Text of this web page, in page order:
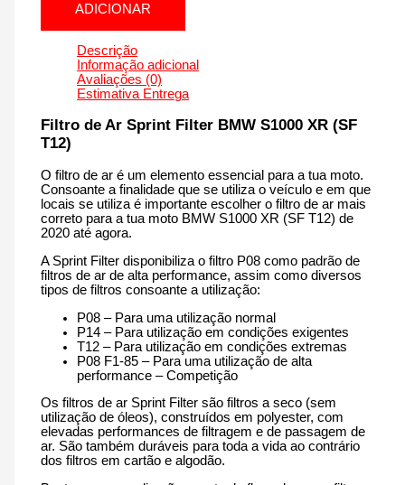
S1000
XR
-
PM171T12
de
até
agora
ADICIONAR
Descrição
Informação adicional
Avaliações (0)
Estimativa Entrega
Filtro de Ar Sprint Filter BMW S1000 XR (SF
T12)
O filtro de ar é um elemento essencial para a tua moto.
Consoante a finalidade que se utiliza o veículo e em que
locais se utiliza é importante escolher o filtro de ar mais
correto para a tua moto BMW S1000 XR (SF T12) de
2020 até agora.
A Sprint Filter disponibiliza o filtro P08 como padrão de
filtros de ar de alta performance, assim como diversos
tipos de filtros consoante a utilização:
P08 – Para uma utilização normal
P14 – Para utilização em condições exigentes
T12 – Para utilização em condições extremas
P08 F1-85 – Para uma utilização de alta
performance – Competição
Os filtros de ar Sprint Filter são filtros a seco (sem
utilização de óleos), construídos em polyester, com
elevadas performances de filtragem e de passagem de
ar. São também duráveis para toda a vida ao contrário
dos filtros em cartão e algodão.